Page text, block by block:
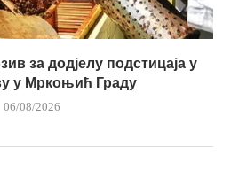
за додјелу подстицаја у
у Мркоњић Граду
06/08/2026